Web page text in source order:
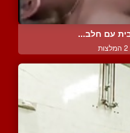
עם חלב...
2 המלצות